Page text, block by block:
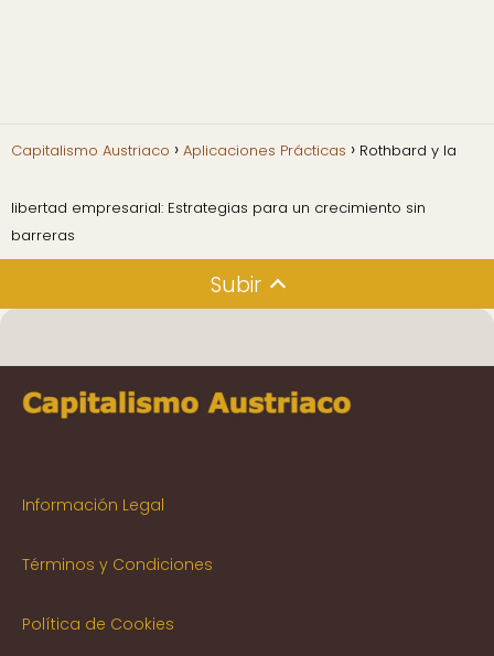
Capitalismo Austriaco Aplicaciones Prácticas Rothbard y la
libertad empresarial: Estrategias para un crecimiento sin
barreras
Subir
Información Legal
Términos y Condiciones
Política de Cookies